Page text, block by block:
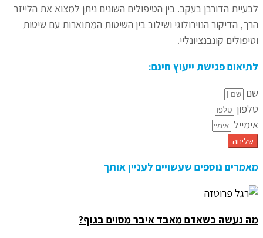
לבעיית הדורבן בעקב. בין הטיפולים השונים ניתן למצוא את הלייזר
הרך, הדיקור הנוירולוגי ושילוב בין השיטות המתוארות עם שיטות
וטיפולים קונבנציונליי.
לתיאום פגישת ייעוץ חינם:
שם
טלפון
אימייל
שליחה
מאמרים נוספים שעשויים לעניין אותך
מה נעשה כשאדם מאבד איבר מסוים בגוף?